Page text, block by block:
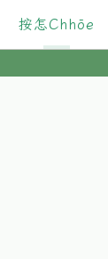
按怎Chhōe